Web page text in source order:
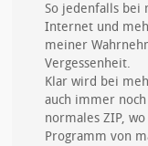
So jedenfalls bei
Internet und
meiner
Vergessenheit.
Klar wird bei
auch immer
normales ZIP,
Programm von